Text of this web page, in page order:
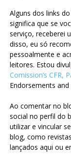
Alguns dos links
significa que se
serviço, receberei
disso, eu só
pessoalmente e
leitores. Estou
Comission’s CFR,
Endorsements
Ao comentar no
social no perfil do
utilizar e vincular
blog, como
lançados aqui ou